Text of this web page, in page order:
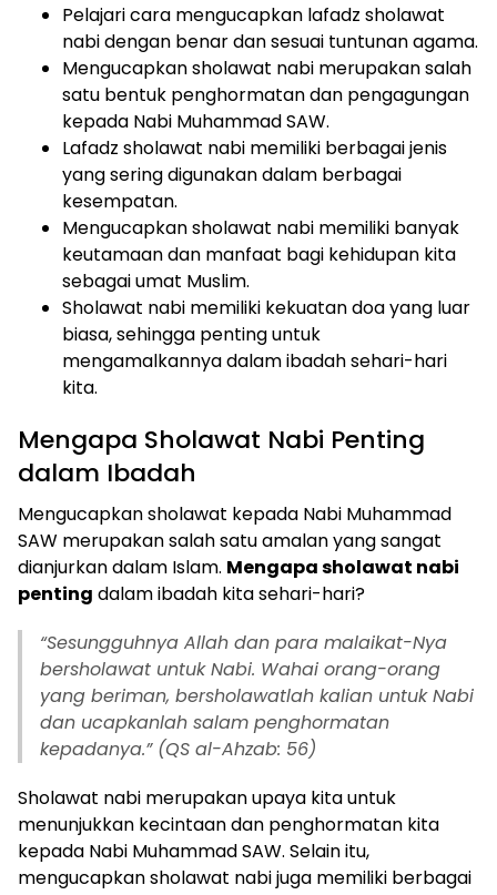
Pelajari cara mengucapkan lafadz sholawat
nabi dengan benar dan sesuai tuntunan agama.
Mengucapkan sholawat nabi merupakan salah
satu bentuk penghormatan dan pengagungan
kepada Nabi Muhammad SAW.
Lafadz sholawat nabi memiliki berbagai jenis
yang sering digunakan dalam berbagai
kesempatan.
Mengucapkan sholawat nabi memiliki banyak
keutamaan dan manfaat bagi kehidupan kita
sebagai umat Muslim.
Sholawat nabi memiliki kekuatan doa yang luar
biasa, sehingga penting untuk
mengamalkannya dalam ibadah sehari-hari
kita.
Mengapa Sholawat Nabi Penting
dalam Ibadah
Mengucapkan sholawat kepada Nabi Muhammad
SAW merupakan salah satu amalan yang sangat
dianjurkan dalam Islam. Mengapa sholawat nabi
penting dalam ibadah kita sehari-hari?
“Sesungguhnya Allah dan para malaikat-Nya
bersholawat untuk Nabi. Wahai orang-orang
yang beriman, bersholawatlah kalian untuk Nabi
dan ucapkanlah salam penghormatan
kepadanya.” (QS al-Ahzab: 56)
Sholawat nabi merupakan upaya kita untuk
menunjukkan kecintaan dan penghormatan kita
kepada Nabi Muhammad SAW. Selain itu,
mengucapkan sholawat nabi juga memiliki berbagai